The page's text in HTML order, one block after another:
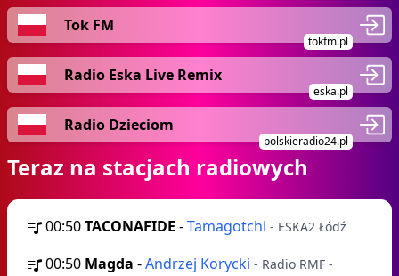
Tok FM
tokfm.pl
Radio Eska Live Remix
eska.pl
Radio Dzieciom
polskieradio24.pl
Teraz na stacjach radiowych
00:50TACONAFIDE -Tamagotchi - ESKA2 Łódź
00:50 Magda -Andrzej Korycki - Radio RMF -